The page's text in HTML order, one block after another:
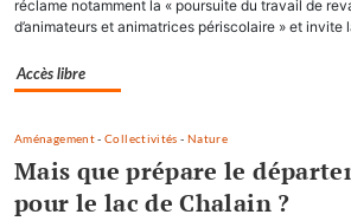
réclame notamment la « poursuite du travail de
d’animateurs et animatrices périscolaire » et invite
Accès libre
Aménagement-Collectivités - Nature
Mais que prépare le
pour le lac de Chalain ?